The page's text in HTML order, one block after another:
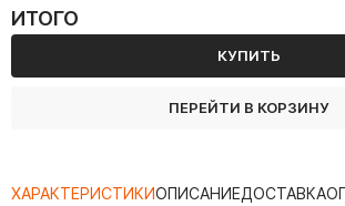
ИТОГО
КУПИТЬ
ПЕРЕЙТИ В КОРЗИНУ
ХАРАКТЕРИСТИКИОПИСАНИЕДОСТАВКА